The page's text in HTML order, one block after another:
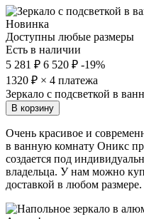
Новинка
Доступны любые размеры
Есть в наличии
5 281 ₽ 6 520 ₽ -19%
1320 ₽ × 4 платежа
Зеркало с подсветкой в
В корзину
Очень красивое и
в ванную комнату Оникс
создается под
владельца. У нам можно
доставкой в любом размере.